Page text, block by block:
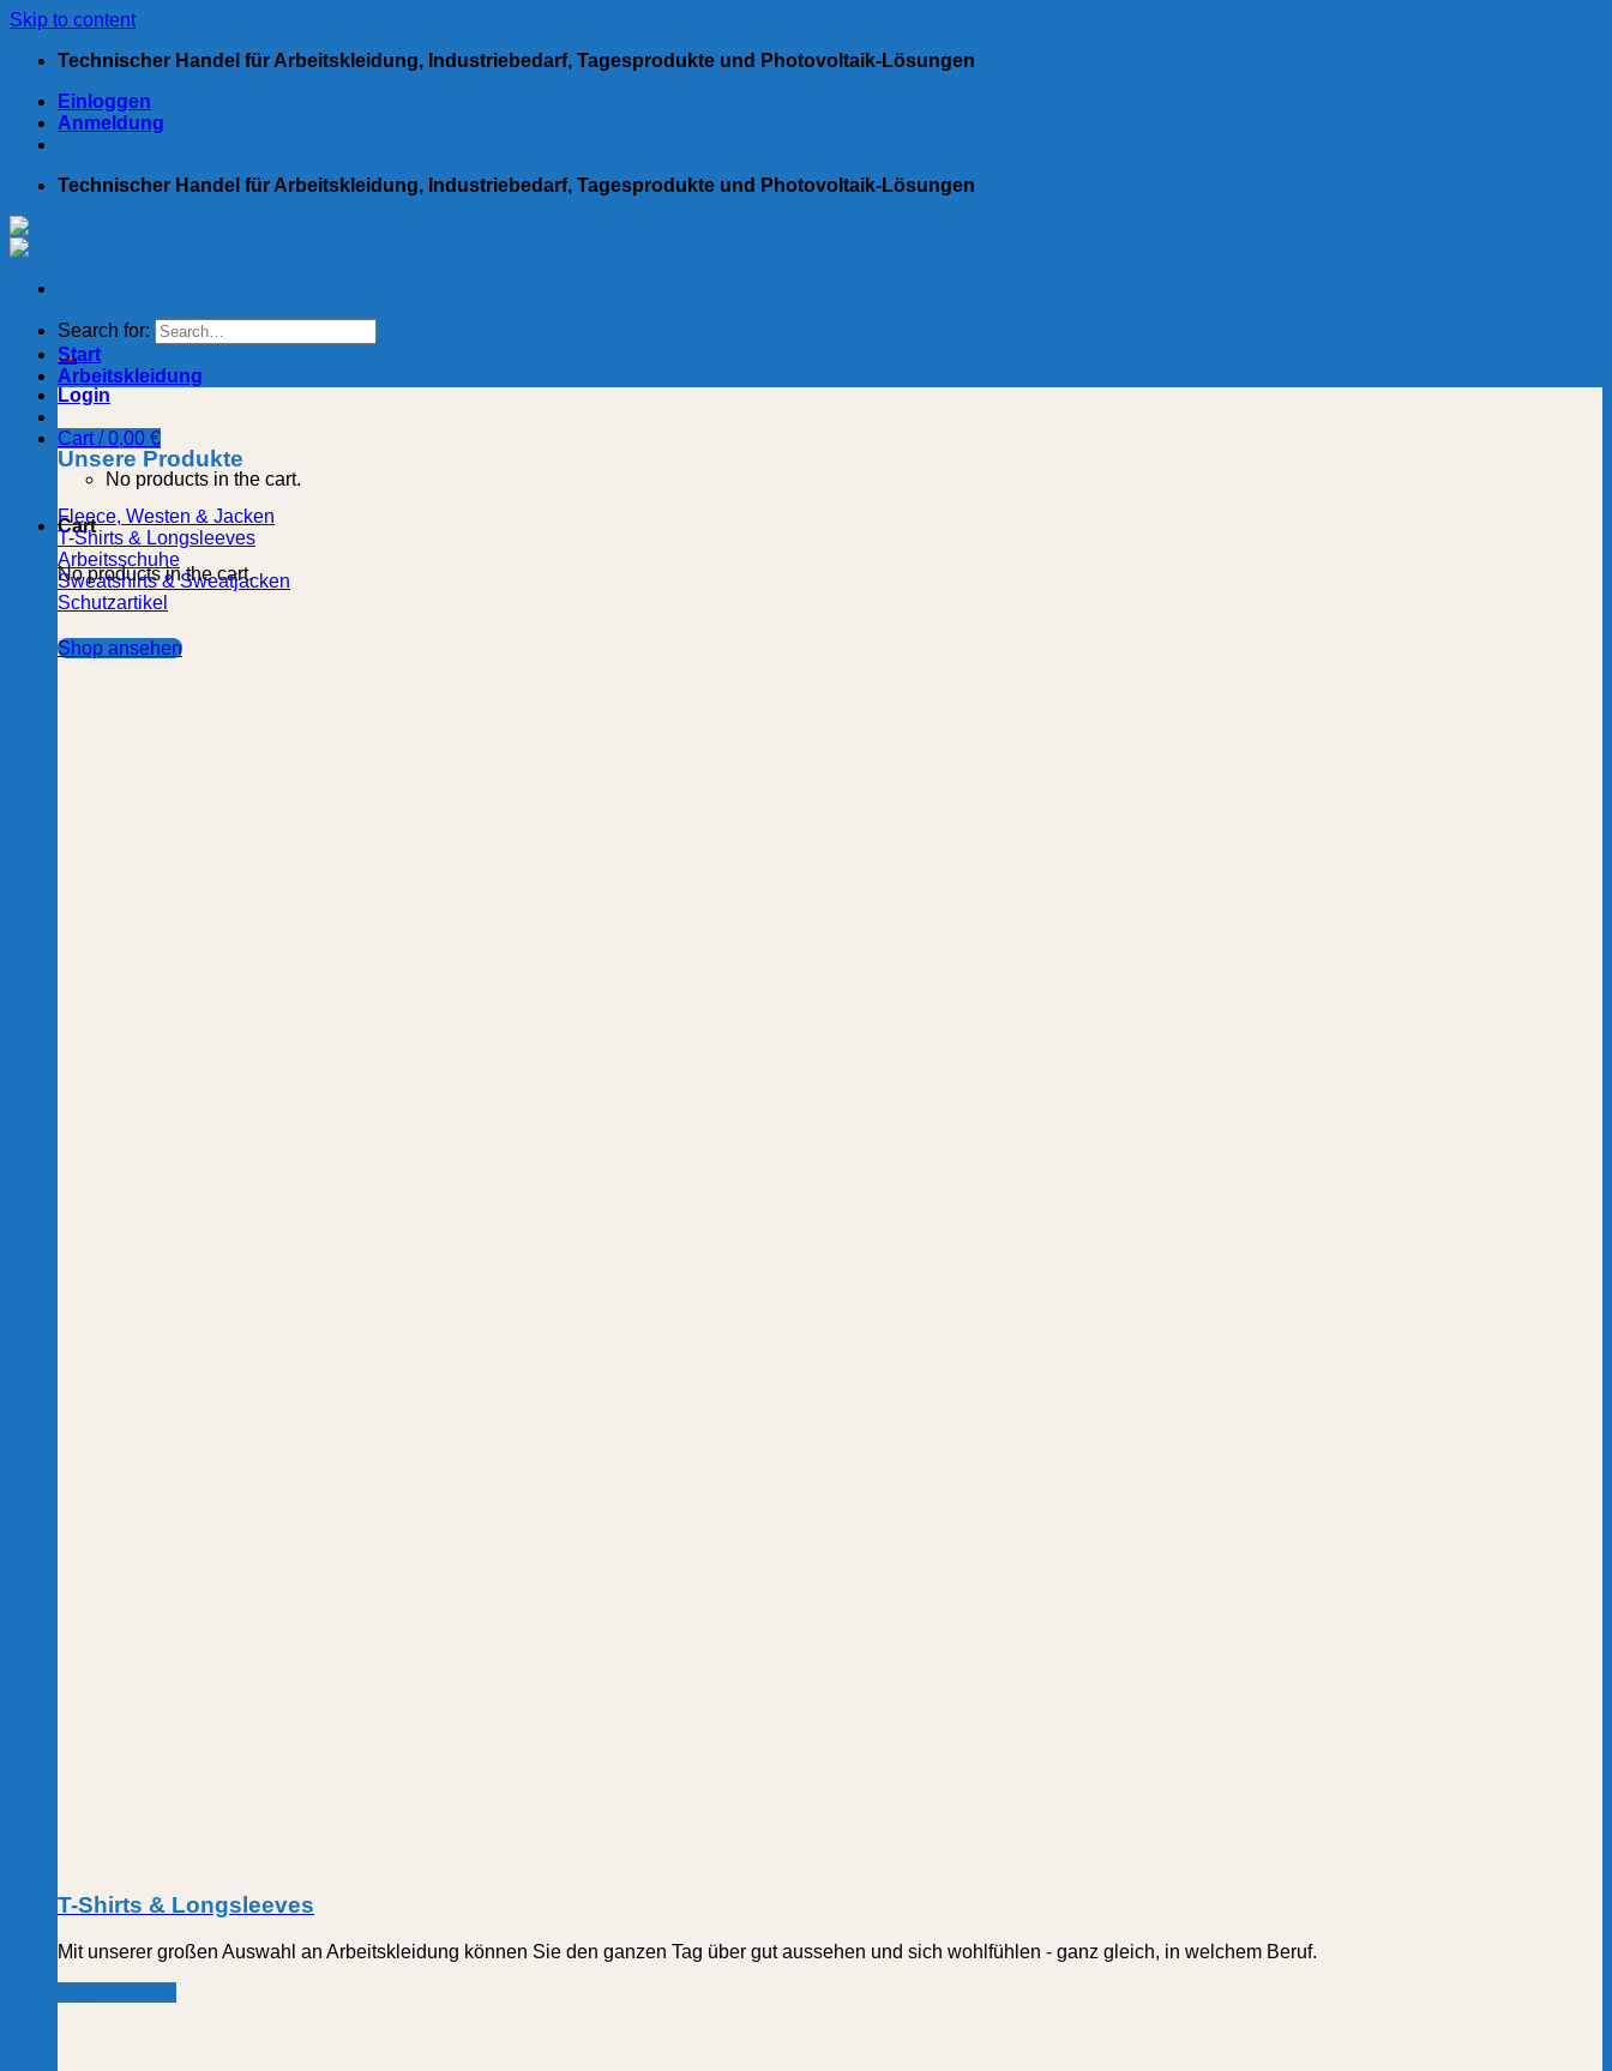
Skip to content
Technischer Handel für Arbeitskleidung, Industriebedarf, Tagesprodukte und Photovoltaik-Lösungen
Einloggen
Anmeldung
Technischer Handel für Arbeitskleidung, Industriebedarf, Tagesprodukte und Photovoltaik-Lösungen
Search for:
Login
Cart /0,00 €
No products in the cart.
Cart
No products in the cart.
Start
Arbeitskleidung
Unsere Produkte
Fleece, Westen & Jacken
T-Shirts & Longsleeves
Arbeitsschuhe
Sweatshirts & Sweatjacken
Schutzartikel
Shop ansehen
T-Shirts & Longsleeves
Mit unserer großen Auswahl an Arbeitskleidung können Sie den ganzen Tag über gut aussehen und sich wohlfühlen - ganz gleich, in welchem Beruf.